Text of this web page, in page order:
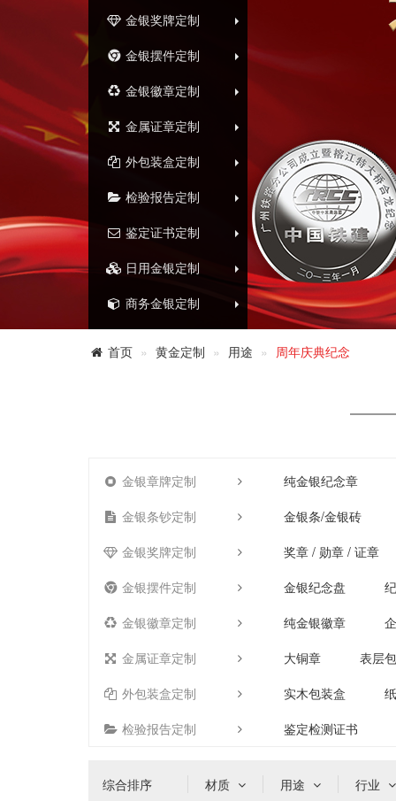
金银奖牌定制
金银摆件定制
金银徽章定制
金属证章定制
外包装盒定制
检验报告定制
鉴定证书定制
日用金银定制
商务金银定制
首页 黄金定制 用途 周年庆典纪念
金银章牌定制
纯金银纪念章
金银条钞定制
金银条/金银砖
金银奖牌定制
奖章 / 勋章 / 证章
金银摆件定制
金银纪念盘
金银徽章定制
纯金银徽章
金属证章定制
大铜章
表层
外包装盒定制
实木包装盒
检验报告定制
鉴定检测证书
综合排序 材质 用途 行业